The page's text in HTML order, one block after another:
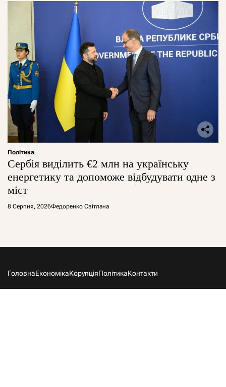
Політика
Сербія виділить €2 млн на українську
енергетику та допоможе відбудувати одне з
міст
8 Серпня, 2026Федоренко Світлана
ГоловнаЕкономікаКорупціяПолітикаКонтакти